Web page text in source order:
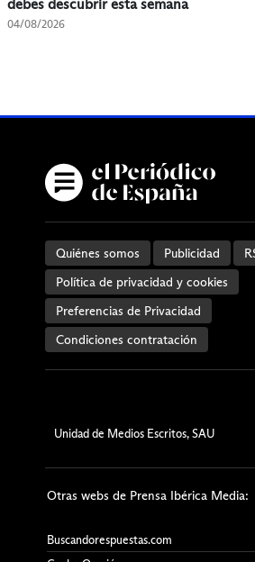
debes descubrir esta semana
04/08/2026
Quiénes somos Publicidad
Política de privacidad y cookies
Preferencias de Privacidad
Condiciones contratación
Otras webs de Prensa Ibérica Media:
Buscandorespuestas.com